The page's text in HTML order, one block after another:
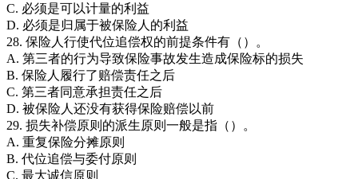
C. 必须是可以计量的利益
D. 必须是归属于被保险人的利益
28. 保险人行使代位追偿权的前提条件有（）。
A. 第三者的行为导致保险事故发生造成保险标的损失
B. 保险人履行了赔偿责任之后
C. 第三者同意承担责任之后
D. 被保险人还没有获得保险赔偿以前
29. 损失补偿原则的派生原则一般是指（）。
A. 重复保险分摊原则
B. 代位追偿与委付原则
C. 最大诚信原则